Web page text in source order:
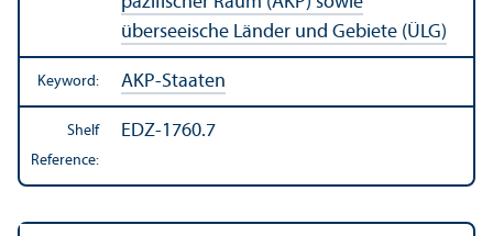
überseeische Länder und Gebiete (ÜLG)
Keyword: AKP-Staaten
Shelf
Reference:
EDZ-1760.7